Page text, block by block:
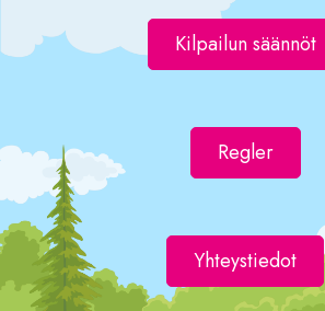
Kilpailun säännöt
Regler
Yhteystiedot